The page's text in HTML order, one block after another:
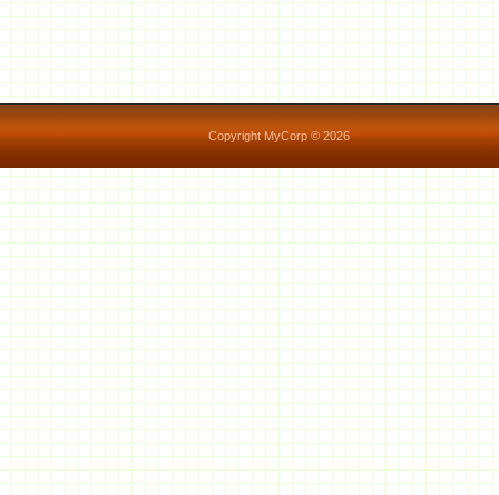
Copyright MyCorp © 2026